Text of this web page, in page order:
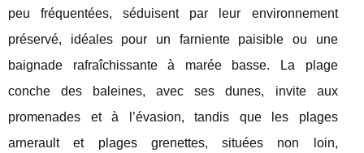
peu fréquentées, séduisent par leur environnement
préservé, idéales pour un farniente paisible ou une
baignade rafraîchissante à marée basse. La plage
conche des baleines, avec ses dunes, invite aux
promenades et à l’évasion, tandis que les plages
arnerault et plages grenettes, situées non loin,